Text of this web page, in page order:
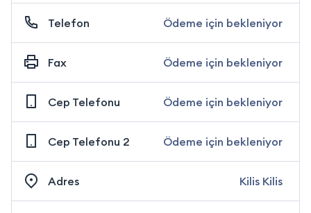
Telefon Ödeme için bekleniyor
Fax Ödeme için bekleniyor
Cep Telefonu Ödeme için bekleniyor
Cep Telefonu 2 Ödeme için bekleniyor
Adres Kilis Kilis